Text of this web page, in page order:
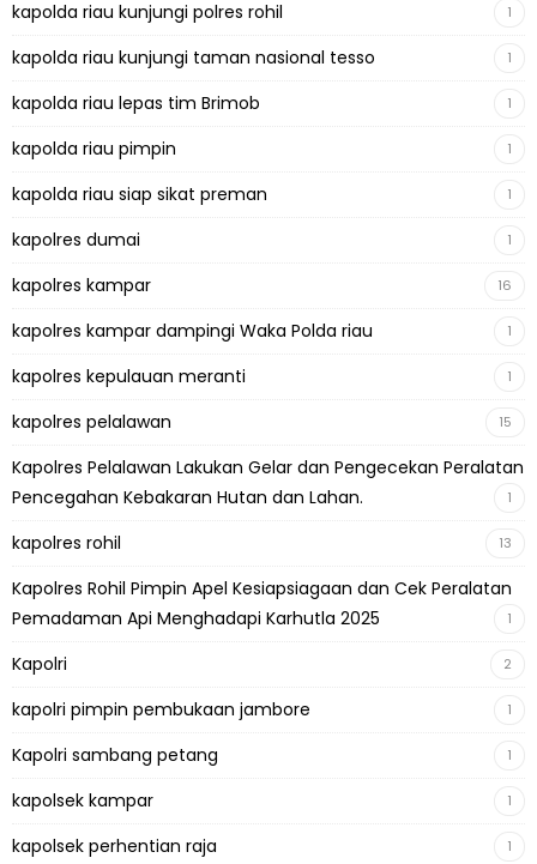
kapolda riau kunjungi polres rohil 1
kapolda riau kunjungi taman nasional tesso 1
kapolda riau lepas tim Brimob 1
kapolda riau pimpin 1
kapolda riau siap sikat preman 1
kapolres dumai 1
kapolres kampar 16
kapolres kampar dampingi Waka Polda riau 1
kapolres kepulauan meranti 1
kapolres pelalawan 15
Kapolres Pelalawan Lakukan Gelar dan Pengecekan Peralatan
Pencegahan Kebakaran Hutan dan Lahan.
1
kapolres rohil 13
Kapolres Rohil Pimpin Apel Kesiapsiagaan dan Cek Peralatan
Pemadaman Api Menghadapi Karhutla 2025
1
Kapolri 2
kapolri pimpin pembukaan jambore 1
Kapolri sambang petang 1
kapolsek kampar 1
kapolsek perhentian raja 1